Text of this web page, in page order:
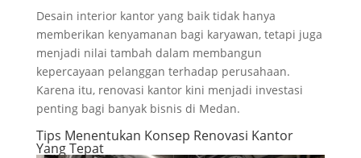
Desain interior kantor yang baik tidak hanya
memberikan kenyamanan bagi karyawan, tetapi juga
menjadi nilai tambah dalam membangun
kepercayaan pelanggan terhadap perusahaan.
Karena itu, renovasi kantor kini menjadi investasi
penting bagi banyak bisnis di Medan.
Tips Menentukan Konsep Renovasi Kantor
Yang Tepat